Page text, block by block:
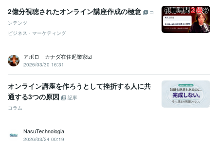
2億分視聴されたオンライン講座作成の極意
コ
ンテンツ
ビジネス・マーケティング
アポロ カナダ在住起業家☑️
2026/03/30 16:31
オンライン講座を作ろうとして挫折する人に共
通する3つの原因
記事
コラム
NasuTechnologia
2026/03/24 00:19